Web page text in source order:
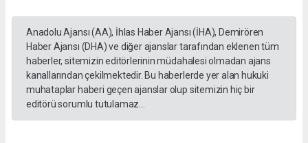
Anadolu Ajansı (AA), İhlas Haber Ajansı (İHA), Demirören
Haber Ajansı (DHA) ve diğer ajanslar tarafından eklenen tüm
haberler, sitemizin editörlerinin müdahalesi olmadan ajans
kanallarından çekilmektedir. Bu haberlerde yer alan hukuki
muhataplar haberi geçen ajanslar olup sitemizin hiç bir
editörü sorumlu tutulamaz...